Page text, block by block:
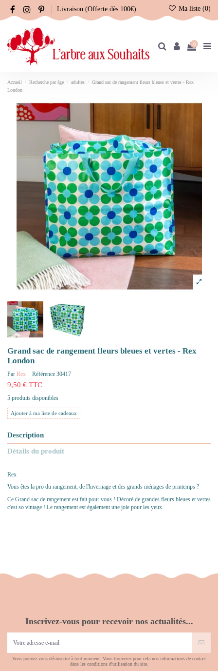
Livraison (Offerte dès 100€) Ma liste (0)
0
Accueil Recherche par âge adultes
Grand sac de rangement fleurs bleues et vertes - Rex
London
Grand sac de rangement fleurs bleues et vertes - Rex
London
Par Rex Référence 30417
9,50 € TTC
5 produits disponibles
Ajouter à ma liste de cadeaux
Description
Détails du produit
Rex
Vous êtes la pro du rangement, de l'hivernage et des grands ménages de printemps ?
Ce Grand sac de rangement est fait pour vous ! Décoré de grandes fleurs bleues et vertes
c'est so vintage ! Le rangement est également une joie pour les yeux.
Inscrivez-vous pour recevoir nos actualités...
Vous pouvez vous désinscrire à tout moment. Vous trouverez pour cela nos informations de contact
dans les conditions d'utilisation du site.